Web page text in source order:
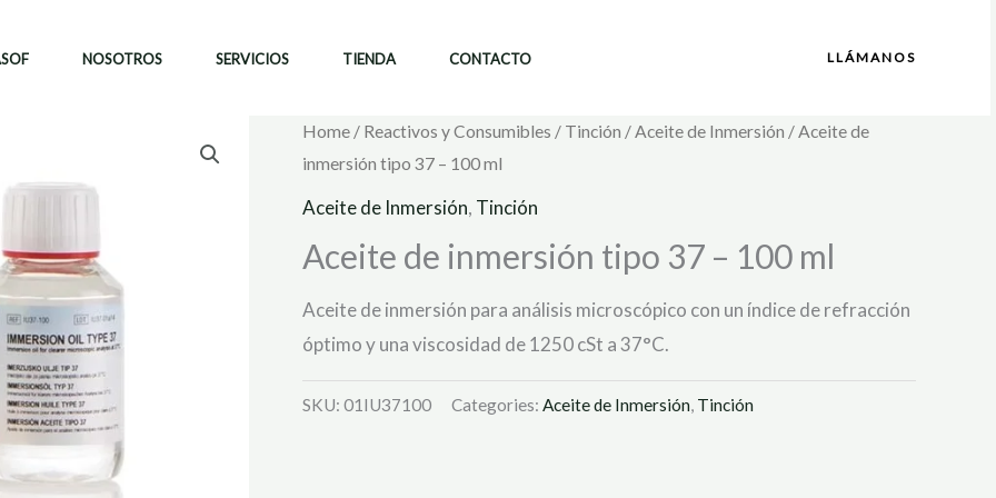
NOSOTROS SERVICIOS TIENDA CONTACTO LLÁMANOS
Home / Reactivos y Consumibles / Tinción /Aceite de Inmersión / Aceite de
inmersión tipo 37 – 100 ml
Aceite de Inmersión, Tinción
Aceite de inmersión tipo 37 – 100 ml
Aceite de inmersión para análisis microscópico con un índice de refracción
óptimo y una viscosidad de 1250 cSt a 37°C.
SKU: 01IU37100 Categories: Aceite de Inmersión, Tinción